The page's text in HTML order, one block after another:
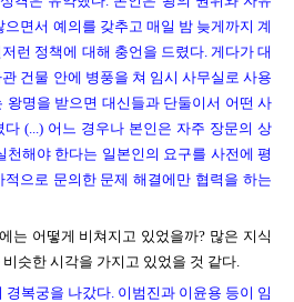
면서 예의를 갖추고 매일 밤 늦게까지 계
런 정책에 대해 충언을 드렸다. 게다가 대
건물 안에 병풍을 쳐 임시 사무실로 사용
왕명을 받으면 대신들과 단둘이서 어떤 사
(...) 어느 경우나 본인은 자주 장문의 상
천해야 한다는 일본인의 요구를 사전에 평
으로 문의한 문제 해결에만 협력을 하는
는 어떻게 비쳐지고 있었을까? 많은 지식
슷한 시각을 가지고 있었을 것 같다.
경복궁을 나갔다. 이범진과 이윤용 등이 임